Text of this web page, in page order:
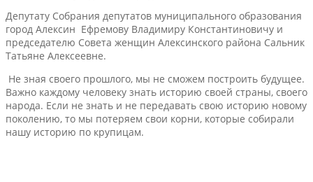
Депутату Собрания депутатов муниципального образования
город Алексин Ефремову Владимиру Константиновичу и
председателю Совета женщин Алексинского района Сальник
Татьяне Алексеевне.
Не зная своего прошлого, мы не сможем построить будущее.
Важно каждому человеку знать историю своей страны, своего
народа. Если не знать и не передавать свою историю новому
поколению, то мы потеряем свои корни, которые собирали
нашу историю по крупицам.